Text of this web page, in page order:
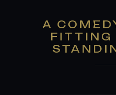
A
FITTING